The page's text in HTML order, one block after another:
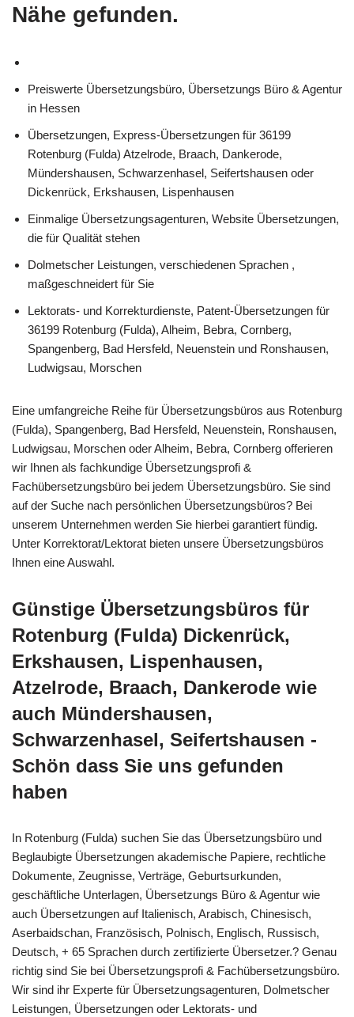
Nähe gefunden.
Preiswerte Übersetzungsbüro, Übersetzungs Büro & Agentur
in Hessen
Übersetzungen, Express-Übersetzungen für 36199
Rotenburg (Fulda) Atzelrode, Braach, Dankerode,
Mündershausen, Schwarzenhasel, Seifertshausen oder
Dickenrück, Erkshausen, Lispenhausen
Einmalige Übersetzungsagenturen, Website Übersetzungen,
die für Qualität stehen
Dolmetscher Leistungen, verschiedenen Sprachen ,
maßgeschneidert für Sie
Lektorats- und Korrekturdienste, Patent-Übersetzungen für
36199 Rotenburg (Fulda), Alheim, Bebra, Cornberg,
Spangenberg, Bad Hersfeld, Neuenstein und Ronshausen,
Ludwigsau, Morschen
Eine umfangreiche Reihe für Übersetzungsbüros aus Rotenburg
(Fulda), Spangenberg, Bad Hersfeld, Neuenstein, Ronshausen,
Ludwigsau, Morschen oder Alheim, Bebra, Cornberg offerieren
wir Ihnen als fachkundige Übersetzungsprofi &
Fachübersetzungsbüro bei jedem Übersetzungsbüro. Sie sind
auf der Suche nach persönlichen Übersetzungsbüros? Bei
unserem Unternehmen werden Sie hierbei garantiert fündig.
Unter Korrektorat/Lektorat bieten unsere Übersetzungsbüros
Ihnen eine Auswahl.
Günstige Übersetzungsbüros für
Rotenburg (Fulda) Dickenrück,
Erkshausen, Lispenhausen,
Atzelrode, Braach, Dankerode wie
auch Mündershausen,
Schwarzenhasel, Seifertshausen -
Schön dass Sie uns gefunden
haben
In Rotenburg (Fulda) suchen Sie das Übersetzungsbüro und
Beglaubigte Übersetzungen akademische Papiere, rechtliche
Dokumente, Zeugnisse, Verträge, Geburtsurkunden,
geschäftliche Unterlagen, Übersetzungs Büro & Agentur wie
auch Übersetzungen auf Italienisch, Arabisch, Chinesisch,
Aserbaidschan, Französisch, Polnisch, Englisch, Russisch,
Deutsch, + 65 Sprachen durch zertifizierte Übersetzer.? Genau
richtig sind Sie bei Übersetzungsprofi & Fachübersetzungsbüro.
Wir sind ihr Experte für Übersetzungsagenturen, Dolmetscher
Leistungen, Übersetzungen oder Lektorats- und